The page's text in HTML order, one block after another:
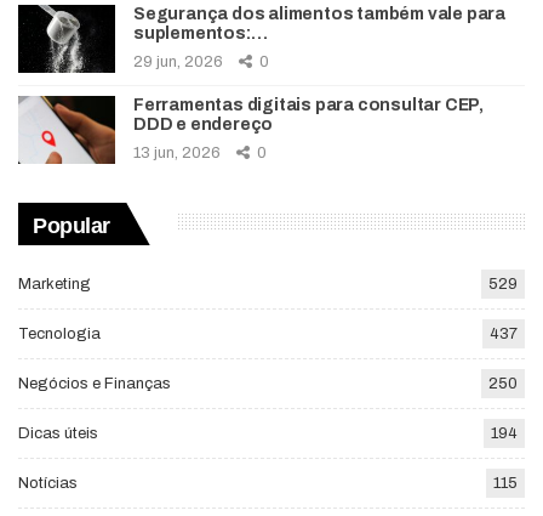
Segurança dos alimentos também vale para
suplementos:…
29 jun, 2026 0
Ferramentas digitais para consultar CEP,
DDD e endereço
13 jun, 2026 0
Popular
Marketing 529
Tecnologia 437
Negócios e Finanças 250
Dicas úteis 194
Notícias 115